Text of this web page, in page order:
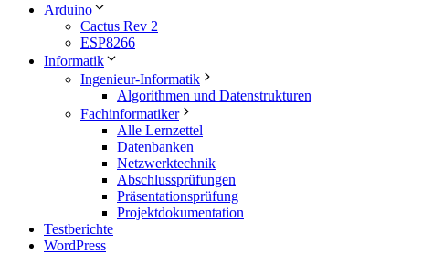
Arduino
Cactus Rev 2
ESP8266
Informatik
Ingenieur-Informatik
Algorithmen und Datenstrukturen
Fachinformatiker
Alle Lernzettel
Datenbanken
Netzwerktechnik
Abschlussprüfungen
Präsentationsprüfung
Projektdokumentation
Testberichte
WordPress